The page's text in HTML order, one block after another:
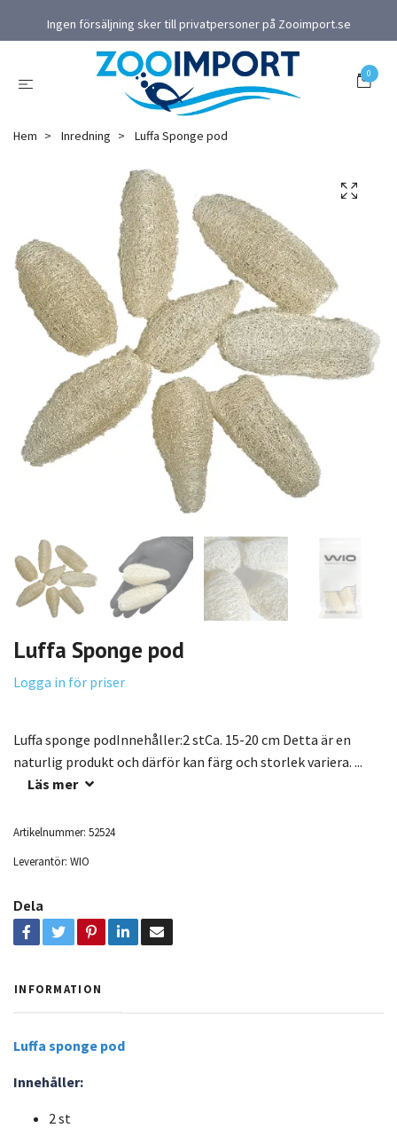
Ingen försäljning sker till privatpersoner på Zooimport.se
0
Hem Inredning Luffa Sponge pod
Luffa Sponge pod
Logga in för priser
Luffa sponge podInnehåller:2 stCa. 15-20 cm Detta är en
naturlig produkt och därför kan färg och storlek variera. ...
Läs mer
Artikelnummer: 52524
Leverantör: WIO
Dela
INFORMATION
Luffa sponge pod
Innehåller:
2 st